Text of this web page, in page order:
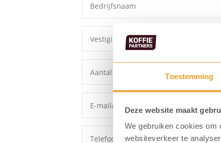
Toestemming
Deze website maakt
We gebruiken cookies om
websiteverkeer te